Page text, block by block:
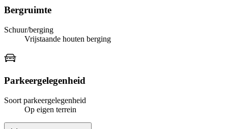
Bergruimte
Schuur/berging
Vrijstaande houten berging
Parkeergelegenheid
Soort parkeergelegenheid
Op eigen terrein